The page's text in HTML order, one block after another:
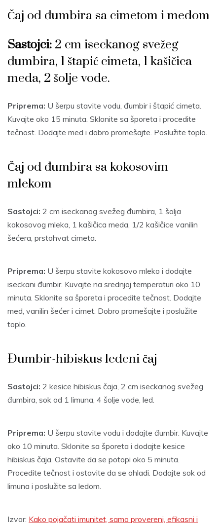
Čaj od đumbira sa cimetom i medom
Sastojci: 2 cm iseckanog svežeg
đumbira, 1 štapić cimeta, 1 kašičica
meda, 2 šolje vode.
Priprema: U šerpu stavite vodu, đumbir i štapić cimeta.
Kuvajte oko 15 minuta. Sklonite sa šporeta i procedite
tečnost. Dodajte med i dobro promešajte. Poslužite toplo.
Čaj od đumbira sa kokosovim
mlekom
Sastojci: 2 cm iseckanog svežeg đumbira, 1 šolja
kokosovog mleka, 1 kašičica meda, 1/2 kašičice vanilin
šećera, prstohvat cimeta.
Priprema: U šerpu stavite kokosovo mleko i dodajte
iseckani đumbir. Kuvajte na srednjoj temperaturi oko 10
minuta. Sklonite sa šporeta i procedite tečnost. Dodajte
med, vanilin šećer i cimet. Dobro promešajte i poslužite
toplo.
Đumbir-hibiskus ledeni čaj
Sastojci: 2 kesice hibiskus čaja, 2 cm iseckanog svežeg
đumbira, sok od 1 limuna, 4 šolje vode, led.
Priprema: U šerpu stavite vodu i dodajte đumbir. Kuvajte
oko 10 minuta. Sklonite sa šporeta i dodajte kesice
hibiskus čaja. Ostavite da se potopi oko 5 minuta.
Procedite tečnost i ostavite da se ohladi. Dodajte sok od
limuna i poslužite sa ledom.
Izvor: Kako pojačati imunitet, samo provereni, efikasni i